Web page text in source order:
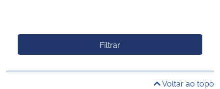
Filtrar
Voltar ao topo